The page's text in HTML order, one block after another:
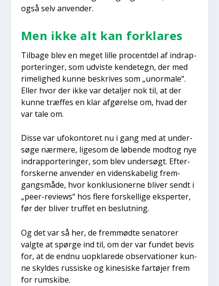
også selv anven­der.
Men ikke alt kan for­kla­res
Til­ba­ge blev en meget lil­le pro­cent­del af indrap­
por­te­rin­ger, som udvi­ste ken­de­tegn, der med
rime­lig­hed kun­ne beskri­ves som „unor­ma­le“.
Eller hvor der ikke var detal­jer nok til, at der
kun­ne træf­fes en klar afgø­rel­se om, hvad der
var tale om.
Dis­se var ufo­kon­to­ret nu i gang med at under­
sø­ge nær­me­re, lige­som de løben­de modt­og nye
indrap­por­te­rin­ger, som blev under­søgt. Efter­
for­sker­ne anven­der en viden­ska­be­lig frem­
gangs­må­de, hvor kon­klu­sio­ner­ne bli­ver sendt i
„peer-reviews“ hos fle­re for­skel­li­ge eks­per­ter,
før der bli­ver truf­fet en beslut­ning.
Og det var så her, de frem­mød­te sena­to­rer
valg­te at spør­ge ind til, om der var fun­det bevis
for, at de end­nu uopkla­re­de obser­va­tio­ner kun­
ne skyl­des rus­si­ske og kine­si­ske far­tø­jer frem
for rum­ski­be.